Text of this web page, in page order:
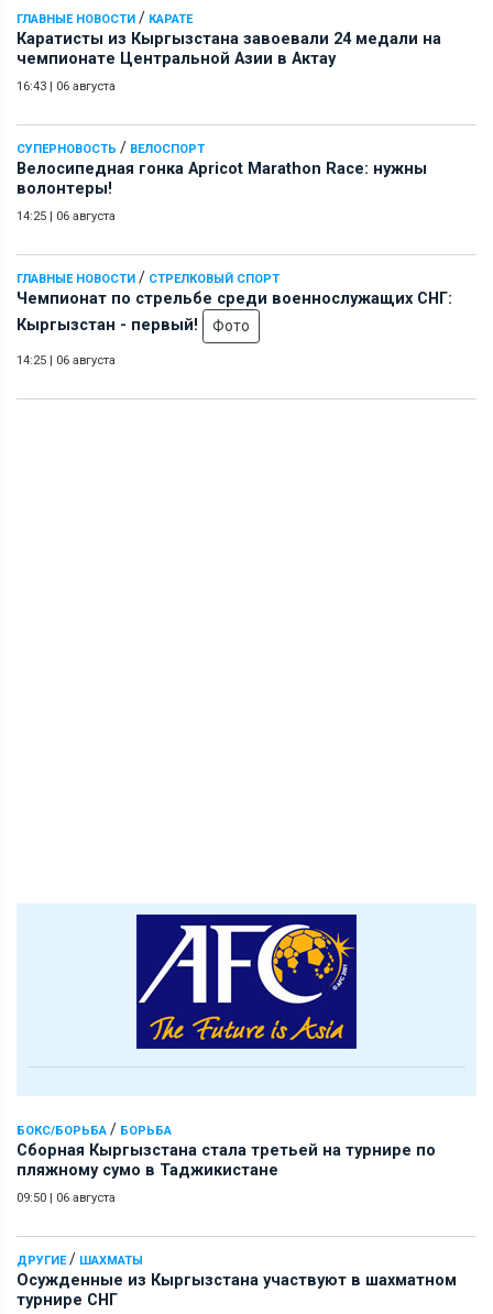
ГЛАВНЫЕ НОВОСТИ / КАРАТЕ
Каратисты из Кыргызстана завоевали 24 медали на
чемпионате Центральной Азии в Актау
16:43 | 06 августа
СУПЕРНОВОСТЬ / ВЕЛОСПОРТ
Велосипедная гонка Apricot Marathon Race: нужны
волонтеры!
14:25 | 06 августа
ГЛАВНЫЕ НОВОСТИ / СТРЕЛКОВЫЙ СПОРТ
Чемпионат по стрельбе среди военнослужащих СНГ:
Кыргызстан - первый!
Фото
14:25 | 06 августа
БОКС/БОРЬБА / БОРЬБА
Сборная Кыргызстана стала третьей на турнире по
пляжному сумо в Таджикистане
09:50 | 06 августа
ДРУГИЕ/ ШАХМАТЫ
Осужденные из Кыргызстана участвуют в шахматном
турнире СНГ